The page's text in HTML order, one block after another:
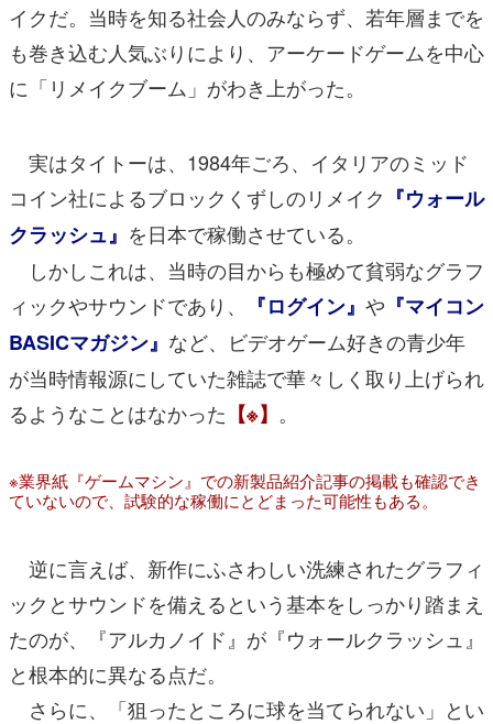
イクだ。当時を知る社会人のみならず、若年層までを
も巻き込む人気ぶりにより、アーケードゲームを中心
に「リメイクブーム」がわき上がった。
実はタイトーは、1984年ごろ、イタリアのミッド
コイン社によるブロックくずしのリメイク 『ウォール
クラッシュ』 を日本で稼働させている。
しかしこれは、当時の目からも極めて貧弱なグラフ
ィックやサウンドであり、
『ログイン』 や 『マイコン
BASICマガジン』 など、ビデオゲーム好きの青少年
が当時情報源にしていた雑誌で華々しく取り上げられ
るようなことはなかった 【※】 。
※業界紙『ゲームマシン』での新製品紹介記事の掲載も確認でき
ていないので、試験的な稼働にとどまった可能性もある。
逆に言えば、新作にふさわしい洗練されたグラフィ
ックとサウンドを備えるという基本をしっかり踏まえ
たのが、『アルカノイド』が『ウォールクラッシュ』
と根本的に異なる点だ。
さらに、「狙ったところに球を当てられない」とい